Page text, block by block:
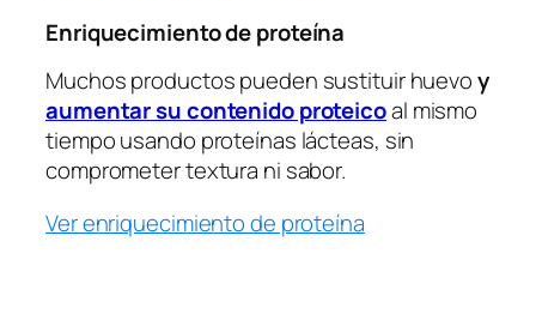
Enriquecimiento de proteína
Muchos productos pueden sustituir huevoy
aumentar su contenido proteicoal mismo
tiempo usando proteínas lácteas, sin
comprometer textura ni sabor.
Ver enriquecimiento de proteína